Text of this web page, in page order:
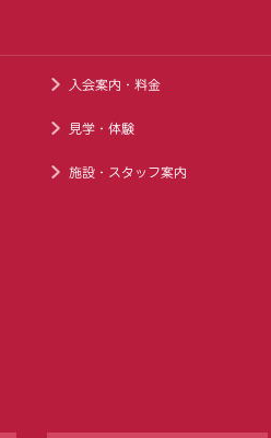
入会案内・料金
見学・体験
施設・スタッフ案内